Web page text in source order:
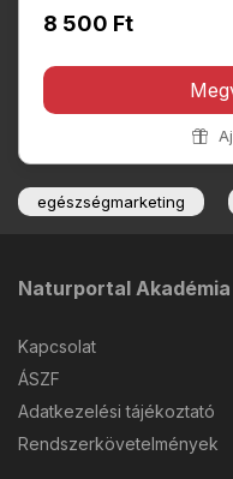
8 500 Ft
egészségmarketing
Naturportal Akadémia
Kapcsolat
ÁSZF
Adatkezelési tájékoztató
Rendszerkövetelmények